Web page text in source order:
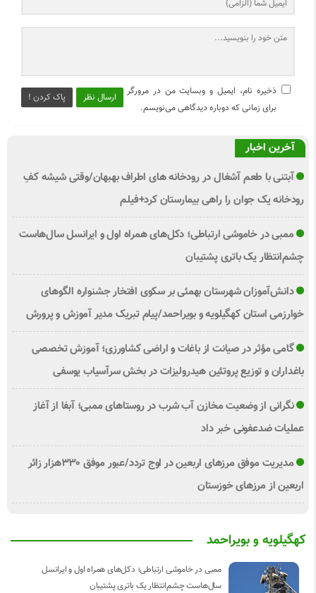
ارسال نظر پاک کردن !
ذخیره نام، ایمیل و وبسایت من در مرورگر
برای زمانی که دوباره دیدگاهی می‌نویسم.
آخرین اخبار
آبتنی با طعم آشغال در رودخانه های اطراف بهبهان/وقتی شیشه کفِ
رودخانه یک جوان را راهی بیمارستان کرد+فیلم
ممبی در خاموشی ارتباطی؛ دکل‌های همراه اول و ایرانسل سال‌هاست
چشم‌انتظار یک باتری پشتیبان
دانش‌آموزان شهرستان بهمئی بر سکوی افتخار جشنواره الگوهای
خوارزمی استان کهگیلویه و بویراحمد/پیام تبریک مدیر آموزش و پرورش
گامی مؤثر در صیانت از باغات و اراضی کشاورزی؛ آموزش تخصصی
باغداران و توزیع پروتئین هیدرولیزات در بخش سرآسیاب یوسفی
نگرانی از وضعیت مخازن آب شرب در روستاهای ممبی؛ آبفا از آغاز
عملیات ضدعفونی خبر داد
مدیریت موفق مرزهای اربعین در اوج تردد/عبور موفق ۳۳۰هزار زائر
اربعین از مرزهای خوزستان
کهگیلویه و بویراحمد
ممبی در خاموشی ارتباطی؛ دکل‌های همراه اول و ایرانسل
سال‌هاست چشم‌انتظار یک باتری پشتیبان